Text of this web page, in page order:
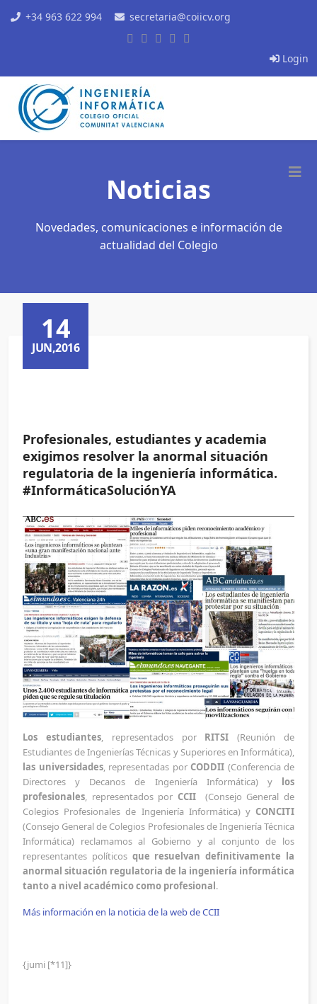
+34 963 622 994 secretaria@coiicv.org
Login
Noticias
Novedades, comunicaciones e información de
actualidad del Colegio
14
JUN,2016
Profesionales, estudiantes y academia
exigimos resolver la anormal situación
regulatoria de la ingeniería informática.
#InformáticaSoluciónYA
Los estudiantes, representados por RITSI (Reunión de
Estudiantes de Ingenierías Técnicas y Superiores en Informática),
las universidades, representadas por CODDII (Conferencia de
Directores y Decanos de Ingeniería Informática) y
los
profesionales, representados por CCII
(Consejo General de
Colegios Profesionales de Ingeniería Informática) y CONCITI
(Consejo General de Colegios Profesionales de Ingeniería Técnica
Informática) reclamamos al Gobierno y al conjunto de los
representantes políticos que resuelvan definitivamente la
anormal situación regulatoria de la ingeniería informática
tanto a nivel académico como profesional .
Más información en la noticia de la web de CCII
{jumi [*11]}